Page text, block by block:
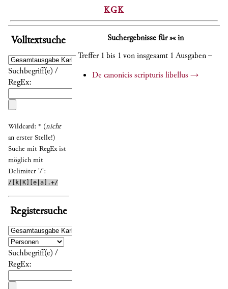
KGK
Volltextsuche
Suchbegriff(e) /
RegEx:
Wildcard: * (nicht
an erster Stelle!)
Suche mit RegEx ist
möglich mit
Delimiter '/':
/[k|K][e|a].+/
Registersuche
Suchbegriff(e) /
RegEx:
Suchergebnisse für »« in
– Treffer 1 bis 1 von insgesamt 1 Ausgaben –
De canonicis scripturis libellus →